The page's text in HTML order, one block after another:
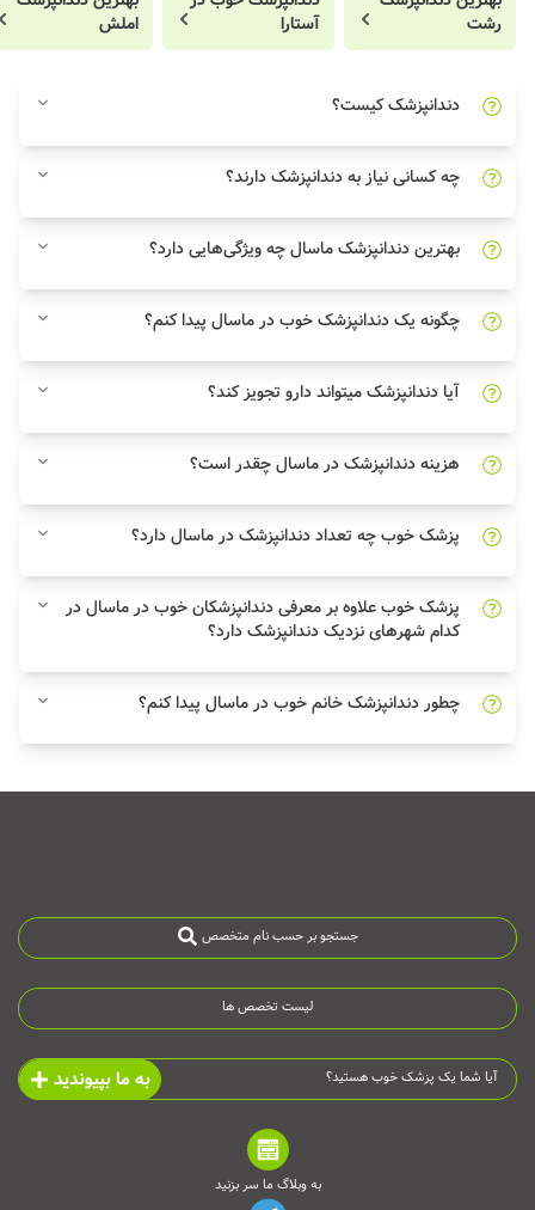
رشت
آستارا
املش
دندانپزشک کیست؟
چه کسانی نیاز به دندانپزشک دارند؟
بهترین دندانپزشک ماسال چه ویژگی‌هایی دارد؟
چگونه یک دندانپزشک خوب در ماسال پیدا کنم؟
آیا دندانپزشک میتواند دارو تجویز کند؟
هزینه دندانپزشک در ماسال چقدر است؟
پزشک خوب چه تعداد دندانپزشک در ماسال دارد؟
پزشک خوب علاوه بر معرفی دندانپزشکان خوب در ماسال در
کدام شهرهای نزدیک دندانپزشک دارد؟
چطور دندانپزشک خانم خوب در ماسال پیدا کنم؟
جستجو بر حسب نام متخصص
لیست تخصص ها
آیا شما یک پزشک خوب هستید؟ به ما بپیوندید
به وبلاگ ما سر بزنید